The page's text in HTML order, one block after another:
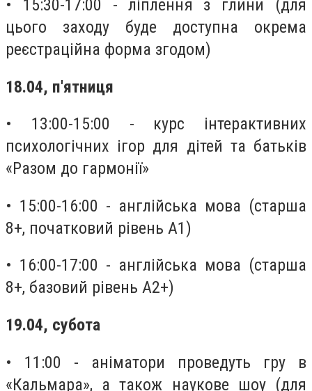
• 15:30-17:00 - ліплення з глини (для
цього заходу буде доступна окрема
реєстраційна форма згодом)
18.04, п'ятниця
• 13:00-15:00 - курс інтерактивних
психологічних ігор для дітей та батьків
«Разом до гармонії»
• 15:00-16:00 - англійська мова (старша
8+, початковий рівень А1)
• 16:00-17:00 - англійська мова (старша
8+, базовий рівень А2+)
19.04, субота
• 11:00 - аніматори проведуть гру в
«Кальмара», а також наукове шоу (для